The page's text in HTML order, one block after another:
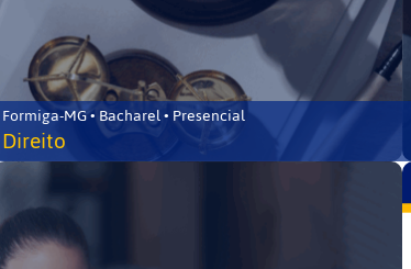
Formiga-MG • Bacharel • Presencial
Direito